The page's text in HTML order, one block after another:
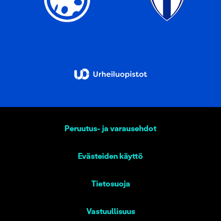
Peruutus- ja varausehdot
Evästeiden käyttö
Tietosuoja
Vastuullisuus